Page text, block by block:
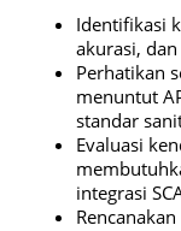
Identifikasi
akurasi,
Perhatikan
menuntut
standar
Evaluasi
integrasi